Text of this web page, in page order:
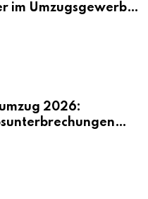
im Umzugsgewerbe
2026: